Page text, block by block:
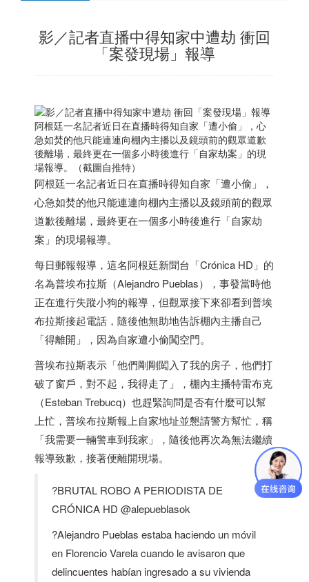
影／記者直播中得知家中遭劫 衝回
「案發現場」報導
阿根廷一名記者近日在直播時得知自家「遭小偷」，心
急如焚的他只能連連向棚內主播以及鏡頭前的觀眾道歉
後離場，最終更在一個多小時後進行「自家劫案」的現
場報導。（截圖自推特）
阿根廷一名記者近日在直播時得知自家「遭小偷」，
心急如焚的他只能連連向棚內主播以及鏡頭前的觀眾
道歉後離場，最終更在一個多小時後進行「自家劫
案」的現場報導。
每日郵報報導，這名阿根廷新聞台「Crónica HD」的
名為普埃布拉斯（Alejandro Pueblas），事發當時他
正在進行失蹤小狗的報導，但觀眾接下來卻看到普埃
布拉斯接起電話，隨後他無助地告訴棚內主播自己
「得離開」，因為自家遭小偷闖空門。
普埃布拉斯表示「他們剛剛闖入了我的房子，他們打
破了窗戶，對不起，我得走了」，棚內主播特雷布克
（Esteban Trebucq）也趕緊詢問是否有什麼可以幫
上忙，普埃布拉斯報上自家地址並懇請警方幫忙，稱
「我需要一輛警車到我家」，隨後他再次為無法繼續
報導致歉，接著便離開現場。
?BRUTAL ROBO A PERIODISTA DE
CRÓNICA HD @alepueblasok
?Alejandro Pueblas estaba haciendo un móvil
en Florencio Varela cuando le avisaron que
delincuentes habían ingresado a su vivienda